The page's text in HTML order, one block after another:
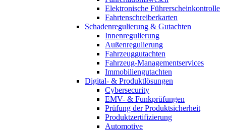
Elektronische Führerscheinkontrolle
Fahrtenschreiberkarten
Schadenregulierung & Gutachten
Innenregulierung
Außenregulierung
Fahrzeuggutachten
Fahrzeug-Managementservices
Immobiliengutachten
Digital- & Produktlösungen
Cybersecurity
EMV- & Funkprüfungen
Prüfung der Produktsicherheit
Produktzertifizierung
Automotive